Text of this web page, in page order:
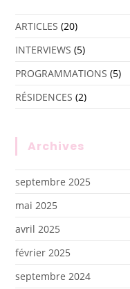
ARTICLES (20)
INTERVIEWS (5)
PROGRAMMATIONS (5)
RÉSIDENCES (2)
Archives
septembre 2025
mai 2025
avril 2025
février 2025
septembre 2024